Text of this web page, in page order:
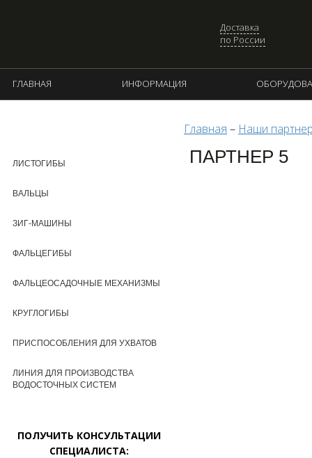
Доставка
по России
ГЛАВНАЯ ИНФОРМАЦИЯ
ЛИСТОГИБЫ
ВАЛЬЦЫ
ЗИГ-МАШИНЫ
ФАЛЬЦЕГИБЫ
ФАЛЬЦЕОСАДОЧНЫЕ МЕХАНИЗМЫ
КРУГЛОГИБЫ
ПРИСПОСОБЛЕНИЯ ДЛЯ УХВАТОВ
ЛИНИЯ ДЛЯ ПРОИЗВОДСТВА
ВОДОСТОЧНЫХ СИСТЕМ
ПОЛУЧИТЬ КОНСУЛЬТАЦИИ
СПЕЦИАЛИСТА:
Главная – Наши
ПАРТНЕР 5